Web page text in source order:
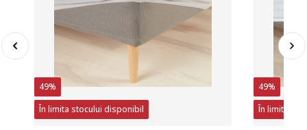
49%
În limita stocului disponibil
49%
În limita